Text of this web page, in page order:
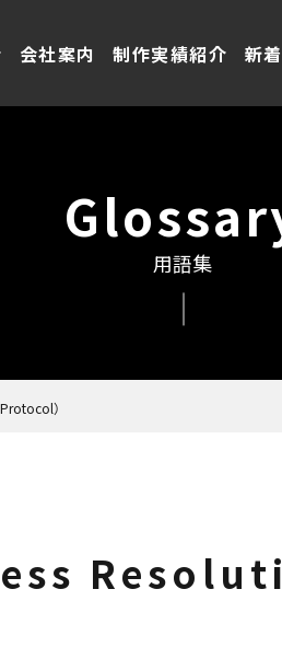
会社案内 制作実績紹介 新
用語集
）